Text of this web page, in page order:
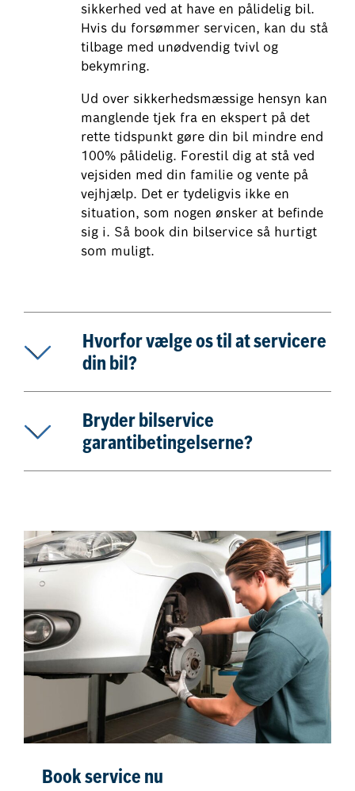
sikkerhed ved at have en pålidelig bil.
Hvis du forsømmer servicen, kan du stå
tilbage med unødvendig tvivl og
bekymring.
Ud over sikkerhedsmæssige hensyn kan
manglende tjek fra en ekspert på det
rette tidspunkt gøre din bil mindre end
100% pålidelig. Forestil dig at stå ved
vejsiden med din familie og vente på
vejhjælp. Det er tydeligvis ikke en
situation, som nogen ønsker at befinde
sig i. Så book din bilservice så hurtigt
som muligt.
Hvorfor vælge os til at servicere
din bil?
Bryder bilservice
garantibetingelserne?
Book service nu